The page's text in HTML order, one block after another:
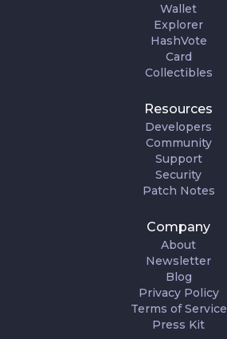
Wallet
Explorer
HashVote
Card
Collectibles
Resources
Developers
Community
Support
Security
Patch Notes
Company
About
Newsletter
Blog
Privacy Policy
Terms of Service
Press Kit